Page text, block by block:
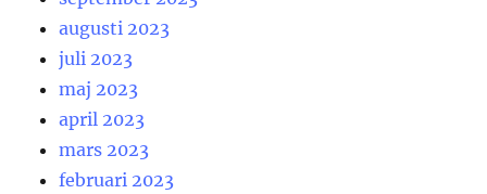
augusti 2023
juli 2023
maj 2023
april 2023
mars 2023
februari 2023